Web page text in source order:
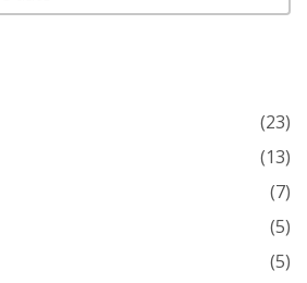
(23)
(13)
(7)
(5)
(5)